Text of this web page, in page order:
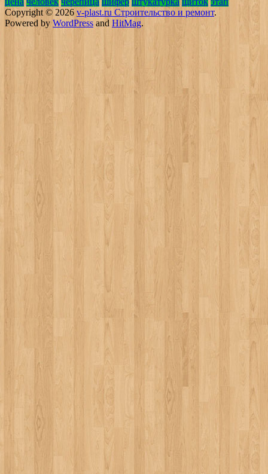
Copyright © 2026 v-plast.ru Строительство и ремонт.
Powered by WordPress and HitMag.